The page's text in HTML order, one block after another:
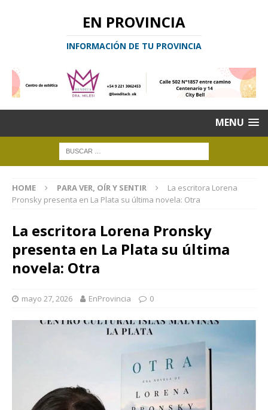
EN PROVINCIA
INFORMACIÓN DE TU PROVINCIA
MENU
HOME PARA VER, OÍR Y SENTIR
La escritora Lorena
Pronsky presenta en La Plata su última novela: Otra
La escritora Lorena Pronsky
presenta en La Plata su última
novela: Otra
mayo 27, 2026 EnProvincia 0